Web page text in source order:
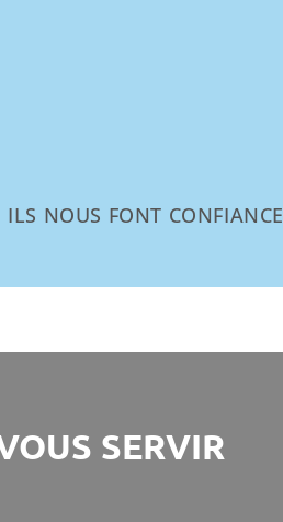
ILS NOUS FONT CONFIANCE
SERVIR